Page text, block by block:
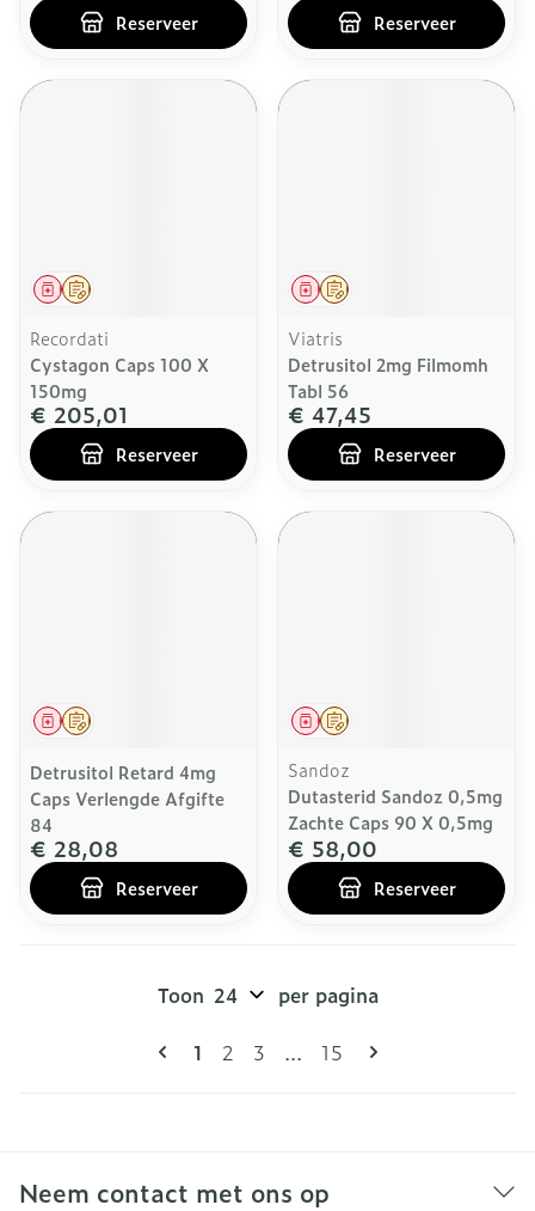
Reserveer Reserveer
Op voorschrift
Geneesmiddel
Recordati
Cystagon Caps 100 X
150mg
€ 205,01
Reserveer
Op voorschrift
Geneesmiddel
Viatris
Detrusitol 2mg Filmomh
Tabl 56
€ 47,45
Reserveer
Op voorschrift
Geneesmiddel
Detrusitol Retard 4mg
Caps Verlengde Afgifte
84
€ 28,08
Reserveer
Op voorschrift
Geneesmiddel
Sandoz
Dutasterid Sandoz 0,5mg
Zachte Caps 90 X 0,5mg
€ 58,00
Reserveer
Pagina's
U lees momenteel pagina
1 Pagina
2 Pagina
3 ... Pagina
15
Toon per pagina
Neem contact met ons op